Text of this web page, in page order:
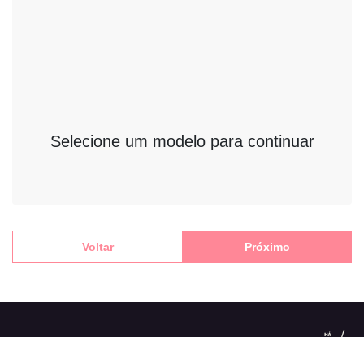
Selecione um modelo para continuar
Voltar Próximo